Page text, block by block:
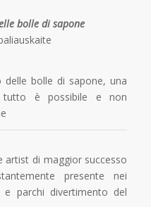
bolle di sapone
bolle di sapone, una
tutto è possibile e non
artist di maggior successo
presente nei
parchi divertimento del